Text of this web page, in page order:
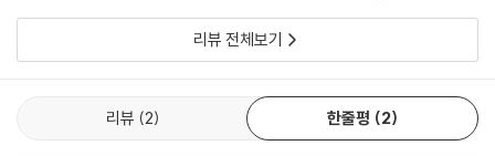
리뷰 전체보기
리뷰 2 한줄평 2